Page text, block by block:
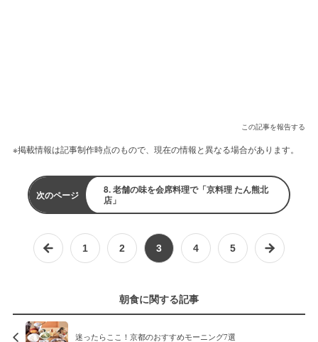
この記事を報告する
※掲載情報は記事制作時点のもので、現在の情報と異なる場合があります。
次のページ
8. 老舗の味を会席料理で「京料理 たん熊北
店」
1 2 3 4 5
朝食に関する記事
迷ったらここ！京都のおすすめモーニング7選